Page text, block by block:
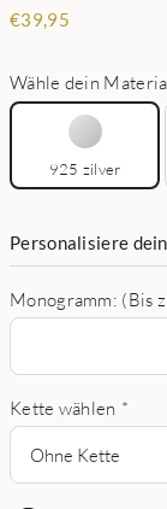
€39,95
Wähle dein
925 zilver
Personalisiere
Monogramm: (Bis
Kette wählen *
Ohne Kette